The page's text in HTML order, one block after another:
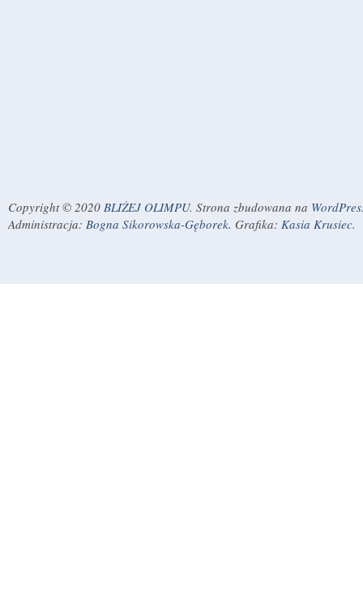
Copyright © 2020 BLIŻEJ OLIMPU. Strona zbudowana na
Administracja: Bogna Sikorowska-Gęborek. Grafika: Kasia Krusiec.